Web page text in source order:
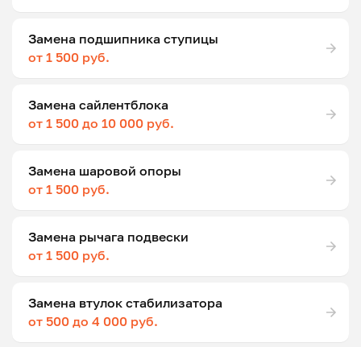
Замена подшипника ступицы
от 1 500 руб.
Замена сайлентблока
от 1 500 до 10 000 руб.
Замена шаровой опоры
от 1 500 руб.
Замена рычага подвески
от 1 500 руб.
Замена втулок стабилизатора
от 500 до 4 000 руб.